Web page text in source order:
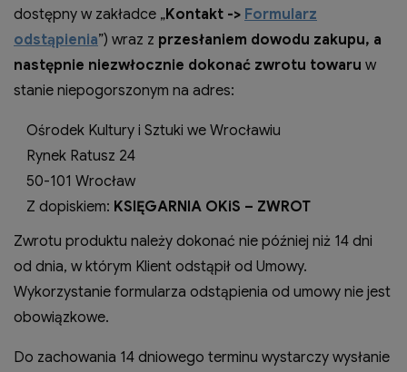
dostępny w zakładce „Kontakt -> Formularz
odstąpienia”) wraz z przesłaniem dowodu zakupu, a
następnie niezwłocznie dokonać zwrotu towaru w
stanie niepogorszonym na adres:
Ośrodek Kultury i Sztuki we Wrocławiu
Rynek Ratusz 24
50-101 Wrocław
Z dopiskiem: KSIĘGARNIA OKiS – ZWROT
Zwrotu produktu należy dokonać nie później niż 14 dni
od dnia, w którym Klient odstąpił od Umowy.
Wykorzystanie formularza odstąpienia od umowy nie jest
obowiązkowe.
Do zachowania 14 dniowego terminu wystarczy wysłanie